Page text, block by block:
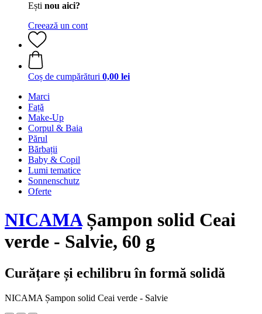
Ești nou aici?
Creează un cont
Coș de cumpărături 0,00 lei
Marci
Față
Make-Up
Corpul & Baia
Părul
Bărbații
Baby & Copil
Lumi tematice
Sonnenschutz
Oferte
NICAMAȘampon solid Ceai
verde - Salvie, 60 g
Curățare și echilibru în formă solidă
NICAMA Șampon solid Ceai verde - Salvie